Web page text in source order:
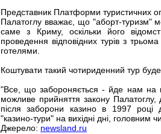
Представник Платформи туристичних
Палатоглу вважає, що "аборт-туризм"
саме з Криму, оскільки його
проведення відповідних турів з
готелями.
Коштувати такий чотириденний тур
"Все, що забороняється - йде нам на
можливе прийняття закону
після заборони казино в 1997 році
"казино-тури" на вихідні дні, головним
Джерело: newsland.ru